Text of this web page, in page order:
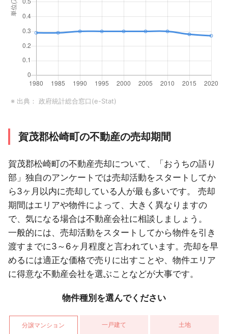
※ 出典： 政府統計総合窓口(e-Stat)
賀茂郡松崎町の不動産の売却期間
賀茂郡松崎町の不動産売却について、「おうちの語り
部」独自のアンケートでは売却活動をスタートしてか
ら3ヶ月以内に売却している人が最も多いです。 売却
期間はエリアや物件によって、大きく異なりますの
で、気になる場合は不動産会社に相談しましょう。
一般的には、売却活動をスタートしてから物件を引き
渡すまでに3～6ヶ月程度と言われています。売却を早
めるには適正な価格で売りに出すことや、物件エリア
に得意な不動産会社を選ぶことなどが大事です。
物件種別を選んでください
分譲マンション 一戸建て 土地